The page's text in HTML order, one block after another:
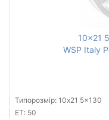
10x21
WSP Italy
Типорозмір: 10x21 5x130
ET: 50